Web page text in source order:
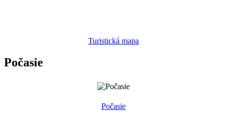
Turistická mapa
Počasie
Počasie